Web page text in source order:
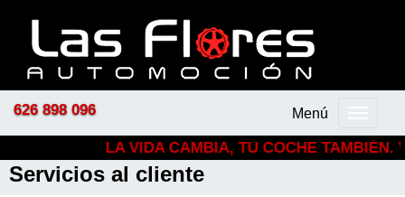
Menú
626 898 096
LA VIDA CAMBIA, TU COCHE TAMBIÉN.
Servicios al cliente